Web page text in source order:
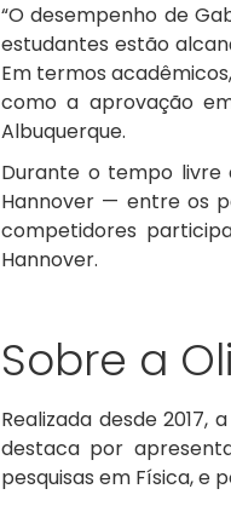
“O desempenho de
estudantes estão
Em termos
como a aprovação
Albuquerque.
Durante o tempo livre
Hannover — entre os
competidores
Hannover.
Sobre a
Realizada desde 2017,
destaca por
pesquisas em Física, e